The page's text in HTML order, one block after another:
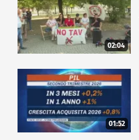
02:04
01:52